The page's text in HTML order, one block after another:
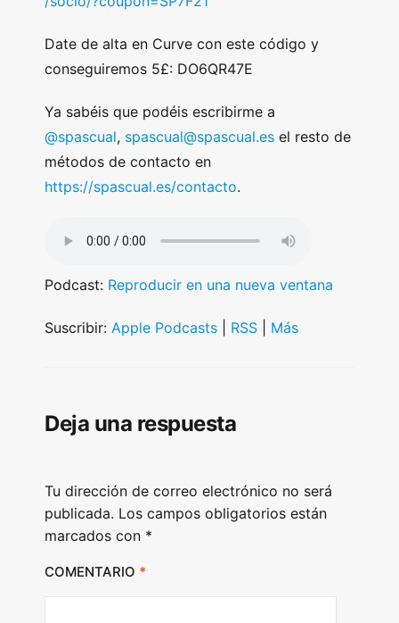
Date de alta en Curve con este código y
conseguiremos 5£: DO6QR47E
Ya sabéis que podéis escribirme a
@spascual, spascual@spascual.es el resto de
métodos de contacto en
https://spascual.es/contacto.
Podcast: Reproducir en una nueva ventana
Suscribir: Apple Podcasts RSS Más
Deja una respuesta
Tu dirección de correo electrónico no será
publicada. Los campos obligatorios están
marcados con *
COMENTARIO *